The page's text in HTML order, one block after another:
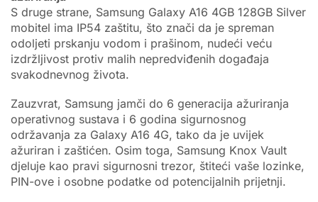
S druge strane, Samsung Galaxy A16 4GB 128GB Silver
mobitel ima IP54 zaštitu, što znači da je spreman
odoljeti prskanju vodom i prašinom, nudeći veću
izdržljivost protiv malih nepredviđenih događaja
svakodnevnog života.
Zauzvrat, Samsung jamči do 6 generacija ažuriranja
operativnog sustava i 6 godina sigurnosnog
održavanja za Galaxy A16 4G, tako da je uvijek
ažuriran i zaštićen. Osim toga, Samsung Knox Vault
djeluje kao pravi sigurnosni trezor, štiteći vaše lozinke,
PIN-ove i osobne podatke od potencijalnih prijetnji.